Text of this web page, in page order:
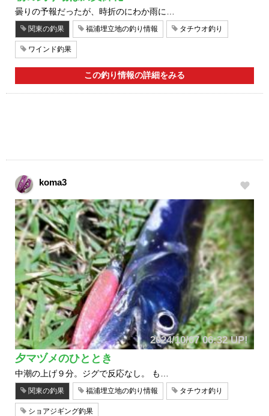
曇りの予報だったが、時折のにわか雨に…
関東の釣果 福浦埋立地の釣り情報 タチウオ釣り
ワインド釣果
この釣り情報の詳細をみる
koma3
2024/10/07 06:32 UP!
夕マヅメのひととき
中潮の上げ９分。ジグで反応なし。 も…
関東の釣果 福浦埋立地の釣り情報 タチウオ釣り
ショアジギング釣果